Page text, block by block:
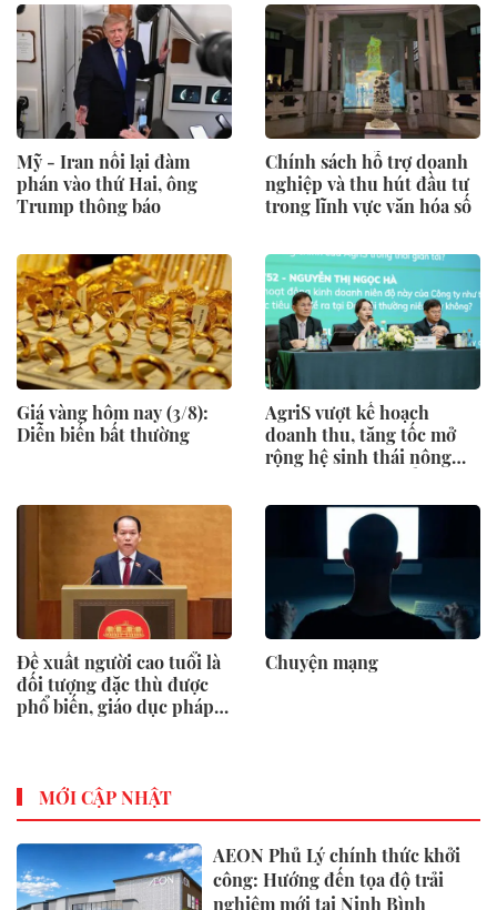
Mỹ - Iran nối lại đàm
phán vào thứ Hai, ông
Trump thông báo
Chính sách hỗ trợ doanh
nghiệp và thu hút đầu tư
trong lĩnh vực văn hóa số
Giá vàng hôm nay (3/8):
Diễn biến bất thường
AgriS vượt kế hoạch
doanh thu, tăng tốc mở
rộng hệ sinh thái nông
Đề xuất người cao tuổi là
đối tượng đặc thù được
phổ biến, giáo dục pháp
Chuyện mạng
MỚI CẬP NHẬT
AEON Phủ Lý chính thức khởi
công: Hướng đến tọa độ trải
nghiệm mới tại Ninh Bình